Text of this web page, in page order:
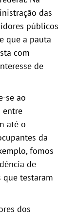
das
públicos
que a pauta
com
de
se ao
entre
até o
da
fomos
de
que testaram
dos